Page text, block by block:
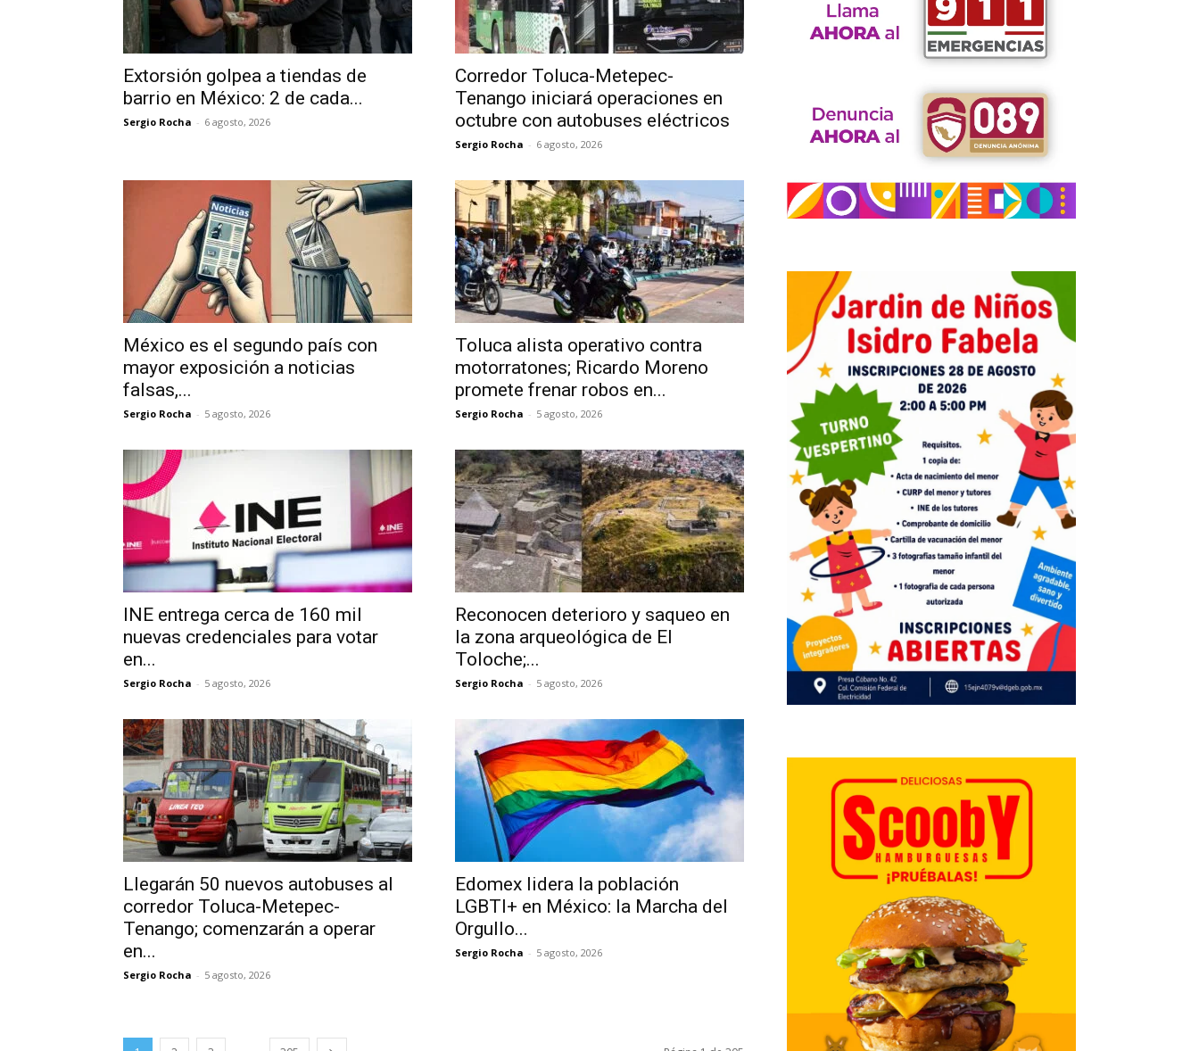
Extorsión golpea a tiendas de
barrio en México: 2 de cada...
Sergio Rocha - 6 agosto, 2026
Corredor Toluca-Metepec-
Tenango iniciará operaciones en
octubre con autobuses eléctricos
Sergio Rocha - 6 agosto, 2026
México es el segundo país con
mayor exposición a noticias
falsas,...
Sergio Rocha - 5 agosto, 2026
Toluca alista operativo contra
motorratones; Ricardo Moreno
promete frenar robos en...
Sergio Rocha - 5 agosto, 2026
INE entrega cerca de 160 mil
nuevas credenciales para votar
en...
Sergio Rocha - 5 agosto, 2026
Reconocen deterioro y saqueo en
la zona arqueológica de El
Toloche;...
Sergio Rocha - 5 agosto, 2026
Llegarán 50 nuevos autobuses al
corredor Toluca-Metepec-
Tenango; comenzarán a operar
en...
Sergio Rocha - 5 agosto, 2026
Edomex lidera la población
LGBTI+ en México: la Marcha del
Orgullo...
Sergio Rocha - 5 agosto, 2026